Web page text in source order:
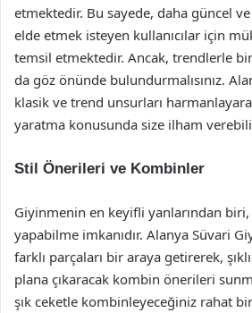
etmektedir. Bu sayede, daha güncel
elde etmek isteyen kullanıcılar için
temsil etmektedir. Ancak, trendlerle
da göz önünde bulundurmalısınız.
klasik ve trend unsurları
yaratma konusunda size ilham
Stil Önerileri ve Kombinler
Giyinmenin en keyifli yanlarından biri,
yapabilme imkanıdır. Alanya Süvari
farklı parçaları bir araya getirerek,
plana çıkaracak kombin önerileri
şık ceketle kombinleyeceğiniz rahat